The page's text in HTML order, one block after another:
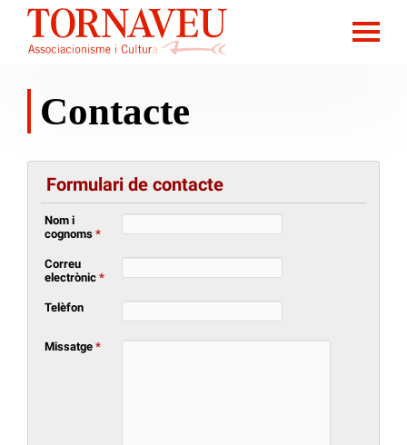
Contacte
Formulari de contacte
Nom i
cognoms *
Correu
electrònic *
Telèfon
Missatge *